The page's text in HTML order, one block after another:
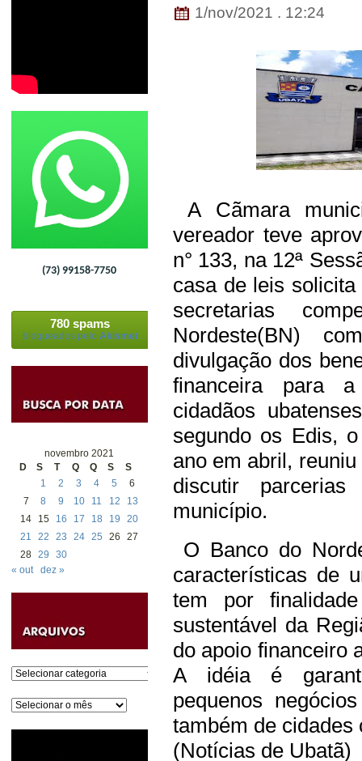
(73) 99158-7750
780 spams
bloqueados pelo Akismet
novembro 2021
D
S T Q Q S
S
1
2 3 4 5
6
7
8 9 10 11 12
13
14
15 16 17 18 19
20
21
22 23 24 25 26
27
28 29
30
« out
dez »
Categorias
Arquivos
1/nov/2021 . 12:24
A Cãmara
vereador teve
n° 133, na 12ª
casa de leis
secretarias
Nordeste(BN)
divulgação dos
financeira para
cidadãos
segundo os Edis,
ano em abril,
discutir
município.
O Banco do
características de
tem por
sustentável da
do apoio financeiro
A idéia é
pequenos
também de cidades
(Notícias de Ubatã)